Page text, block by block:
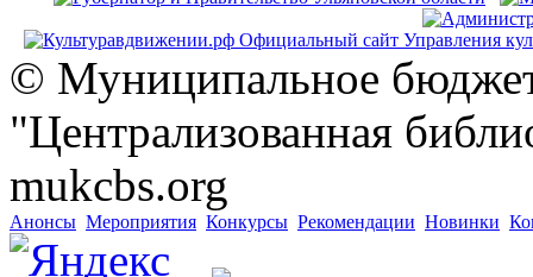
© Муниципальное
"Централизованная
mukcbs.org
Анонсы Мероприятия Конкурсы Рекомендации Новинки